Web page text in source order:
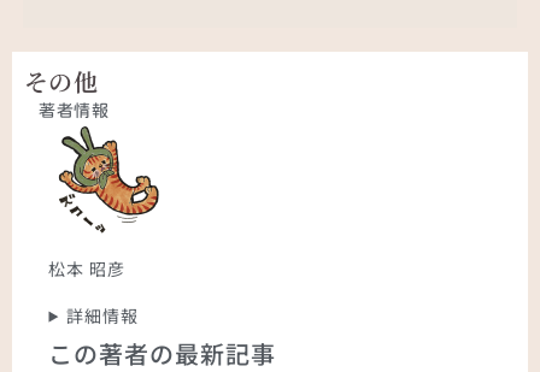
その他
著者情報
松本 昭彦
詳細情報
この著者の最新記事